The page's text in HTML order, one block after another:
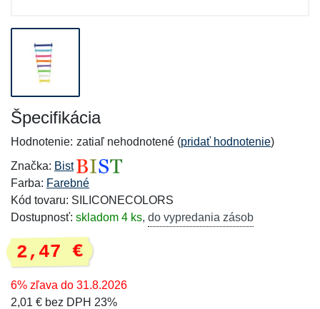
Špecifikácia
Hodnotenie: zatiaľ nehodnotené (pridať hodnotenie)
Značka: Bist
Farba: Farebné
Kód tovaru: SILICONECOLORS
Dostupnosť: skladom 4 ks, do vypredania zásob
2,47 €
6% zľava do 31.8.2026
2,01 € bez DPH 23%